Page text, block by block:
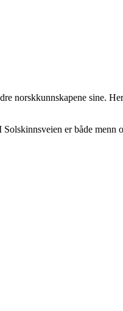
norskkunnskapene sine.
er både menn